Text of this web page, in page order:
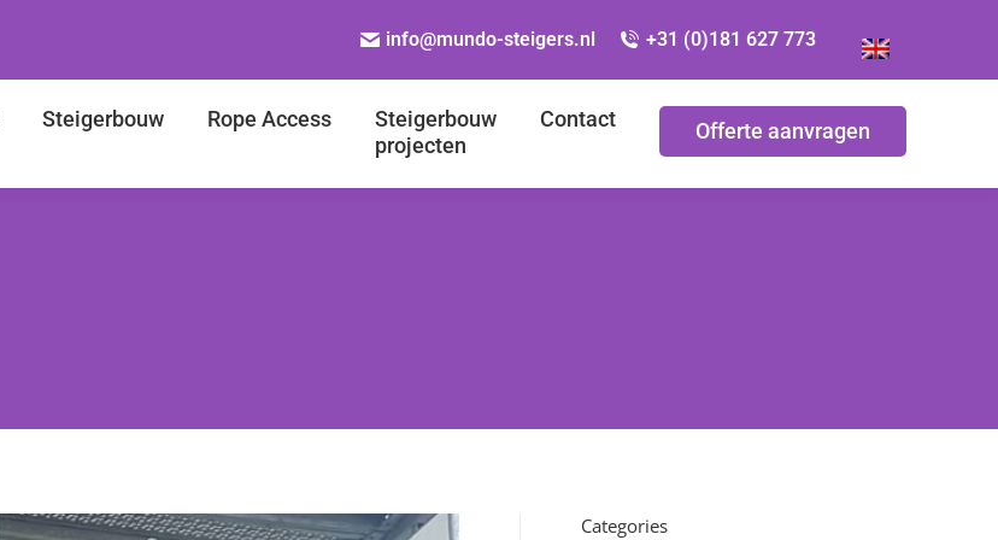
info@mundo-steigers.nl +31 (0)181 627 773
Steigerbouw Rope Access
Steigerbouw
projecten
Contact Offerte aanvragen
Categories